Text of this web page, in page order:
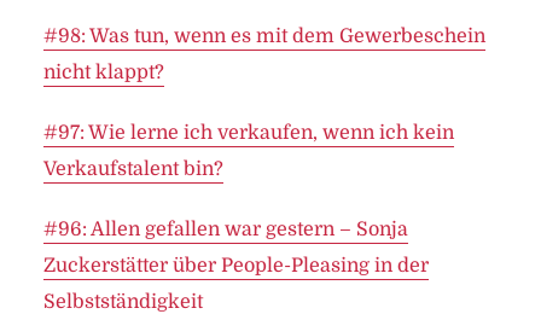
#98: Was tun, wenn es mit dem Gewerbeschein
nicht klappt?
#97: Wie lerne ich verkaufen, wenn ich kein
Verkaufstalent bin?
#96: Allen gefallen war gestern – Sonja
Zuckerstätter über People-Pleasing in der
Selbstständigkeit